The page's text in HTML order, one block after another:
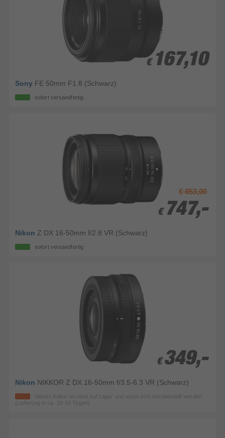
€ 167,10
€ 167,10
Sony FE 50mm F1.8 (Schwarz)
sofort versandfertig
€ 853,00
€ 747,-
€ 747,-
Nikon Z DX 16-50mm f/2.8 VR (Schwarz)
sofort versandfertig
€ 349,-
€ 349,-
Nikon NIKKOR Z DX 16-50mm f/3.5-6.3 VR (Schwarz)
Dieser Artikel ist nicht auf Lager und muss erst nachbestellt werden
(Lieferung in ca. 10-14 Tagen)